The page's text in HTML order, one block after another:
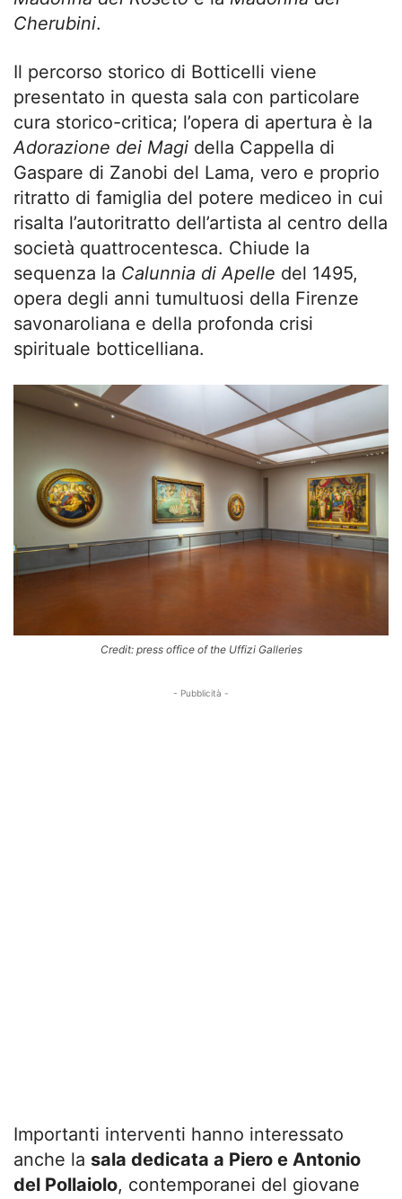
Cherubini.
Il percorso storico di Botticelli viene
presentato in questa sala con particolare
cura storico-critica; l’opera di apertura è la
Adorazione dei Magi della Cappella di
Gaspare di Zanobi del Lama, vero e proprio
ritratto di famiglia del potere mediceo in cui
risalta l’autoritratto dell’artista al centro della
società quattrocentesca. Chiude la
sequenza la Calunnia di Apelle del 1495,
opera degli anni tumultuosi della Firenze
savonaroliana e della profonda crisi
spirituale botticelliana.
Credit: press office of the Uffizi Galleries
- Pubblicità -
Importanti interventi hanno interessato
anche la sala dedicata a Piero e Antonio
del Pollaiolo, contemporanei del giovane